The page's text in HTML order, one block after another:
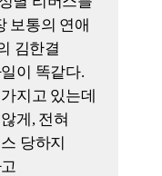
인가?